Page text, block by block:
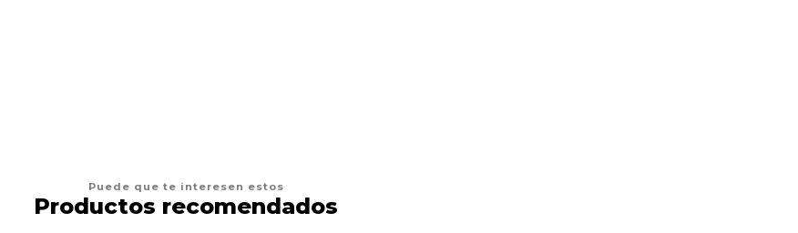
Puede que te interesen estos
Productos recomendados